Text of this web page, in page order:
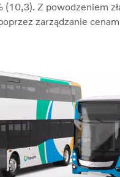
Z powodzeniem
zarządzanie
Lundstedt, prezes i